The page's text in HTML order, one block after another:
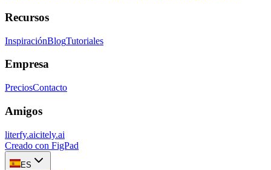
Recursos
InspiraciónBlogTutoriales
Empresa
PreciosContacto
Amigos
literfy.aicitely.ai
Creado con FigPad
ES